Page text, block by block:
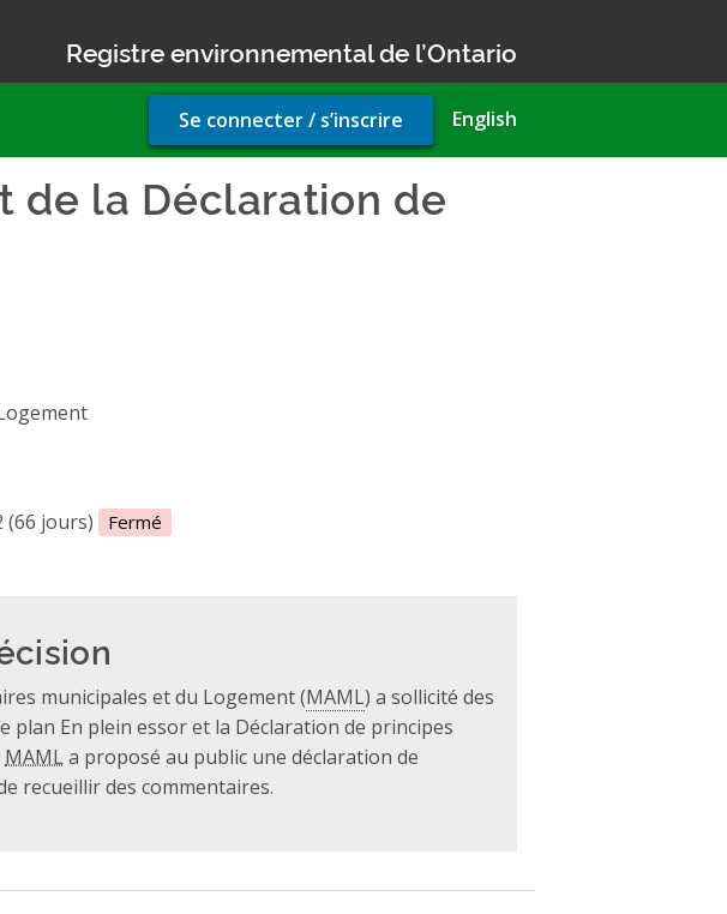
Registre environnemental de l’Ontario
English
User
account
Se connecter / s’inscrire
de la Déclaration de
(66 jours) Fermé
municipales et du Logement (MAML) a sollicité des
plan En plein essor et la Déclaration de principes
MAMLa proposé au public une déclaration de
recueillir des commentaires.